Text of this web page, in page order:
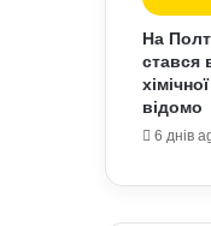
На
стався
відомо
6 днів